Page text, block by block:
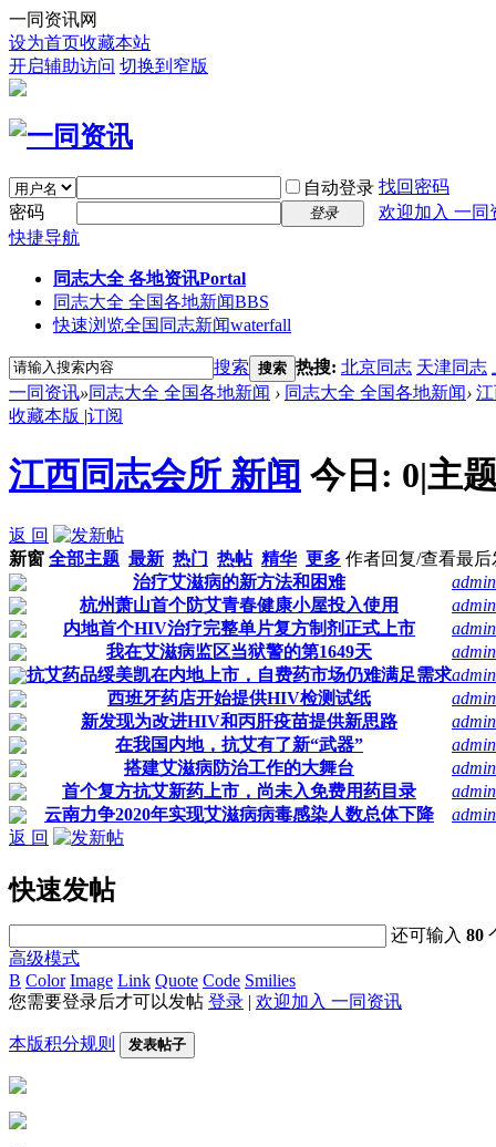
一同资讯网
设为首页收藏本站
开启辅助访问 切换到窄版
自动登录 找回密码
密码
登录
欢迎加入 一同
快捷导航
同志大全 各地资讯Portal
同志大全 全国各地新闻BBS
快速浏览全国同志新闻waterfall
搜索 搜索 热搜: 北京同志 天津同志
一同资讯»同志大全 全国各地新闻 › 同志大全 全国各地新闻›
收藏本版 |订阅
江西同志会所 新闻 今日: 0|主
返 回
新窗 全部主题 最新 热门 热帖 精华 更多 作者回复/查看最后
治疗艾滋病的新方法和困难
admin
杭州萧山首个防艾青春健康小屋投入使用
admin
内地首个HIV治疗完整单片复方制剂正式上市
admin
我在艾滋病监区当狱警的第1649天
admin
抗艾药品绥美凯在内地上市，自费药市场仍难满足需求admin
西班牙药店开始提供HIV检测试纸
admin
新发现为改进HIV和丙肝疫苗提供新思路
admin
在我国内地，抗艾有了新“武器”
admin
搭建艾滋病防治工作的大舞台
admin
首个复方抗艾新药上市，尚未入免费用药目录
admin
云南力争2020年实现艾滋病病毒感染人数总体下降
admin
返 回
快速发帖
还可输入80
高级模式
B Color Image Link Quote Code Smilies
您需要登录后才可以发帖 登录 | 欢迎加入 一同资讯
本版积分规则 发表帖子